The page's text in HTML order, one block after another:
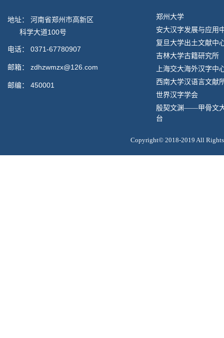
地址： 河南省郑州市高新区
科学大道100号
电话： 0371-67780907
邮箱： zdhzwmzx@126.com
邮编： 450001
郑州大学
安大汉字发展与应用
复旦大学出土文献中
吉林大学古籍研究所
上海交大海外汉字中
西南大学汉语言文献
世界汉字学会
殷契文渊——甲骨文
台
Copyright© 2018-2019 All